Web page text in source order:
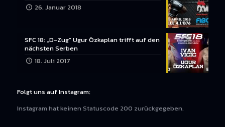
26. Januar 2018
SFC 18: „D-Zug“ Ugur Özkaplan trifft auf den
nächsten Serben
18. Juli 2017
Folgt uns auf Instagram:
Instagram hat keinen Statuscode 200 zurückgegeben.